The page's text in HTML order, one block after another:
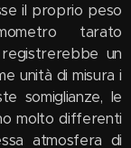
il proprio peso
tarato
un
unità di misura i
somiglianze, le
molto differenti
atmosfera di